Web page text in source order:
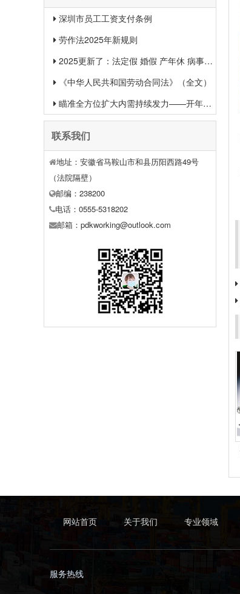
深圳市员工工资支付条例
劳作法2025年新规则
2025更新了：法定假 婚假 产年休 病事假等26类规定和待遇一览
《中华人民共和国劳动合同法》（全文）
瞄准全方位扩大内需持续发力——开年中国经济一线观察之一
联系我们
地址：安徽省马鞍山市和县历阳西路49号
（法院隔壁）
邮编：238200
电话：0555-5318202
邮箱：pdkworking@outlook.com
网站首页 关于我们 专业领域
服务热线